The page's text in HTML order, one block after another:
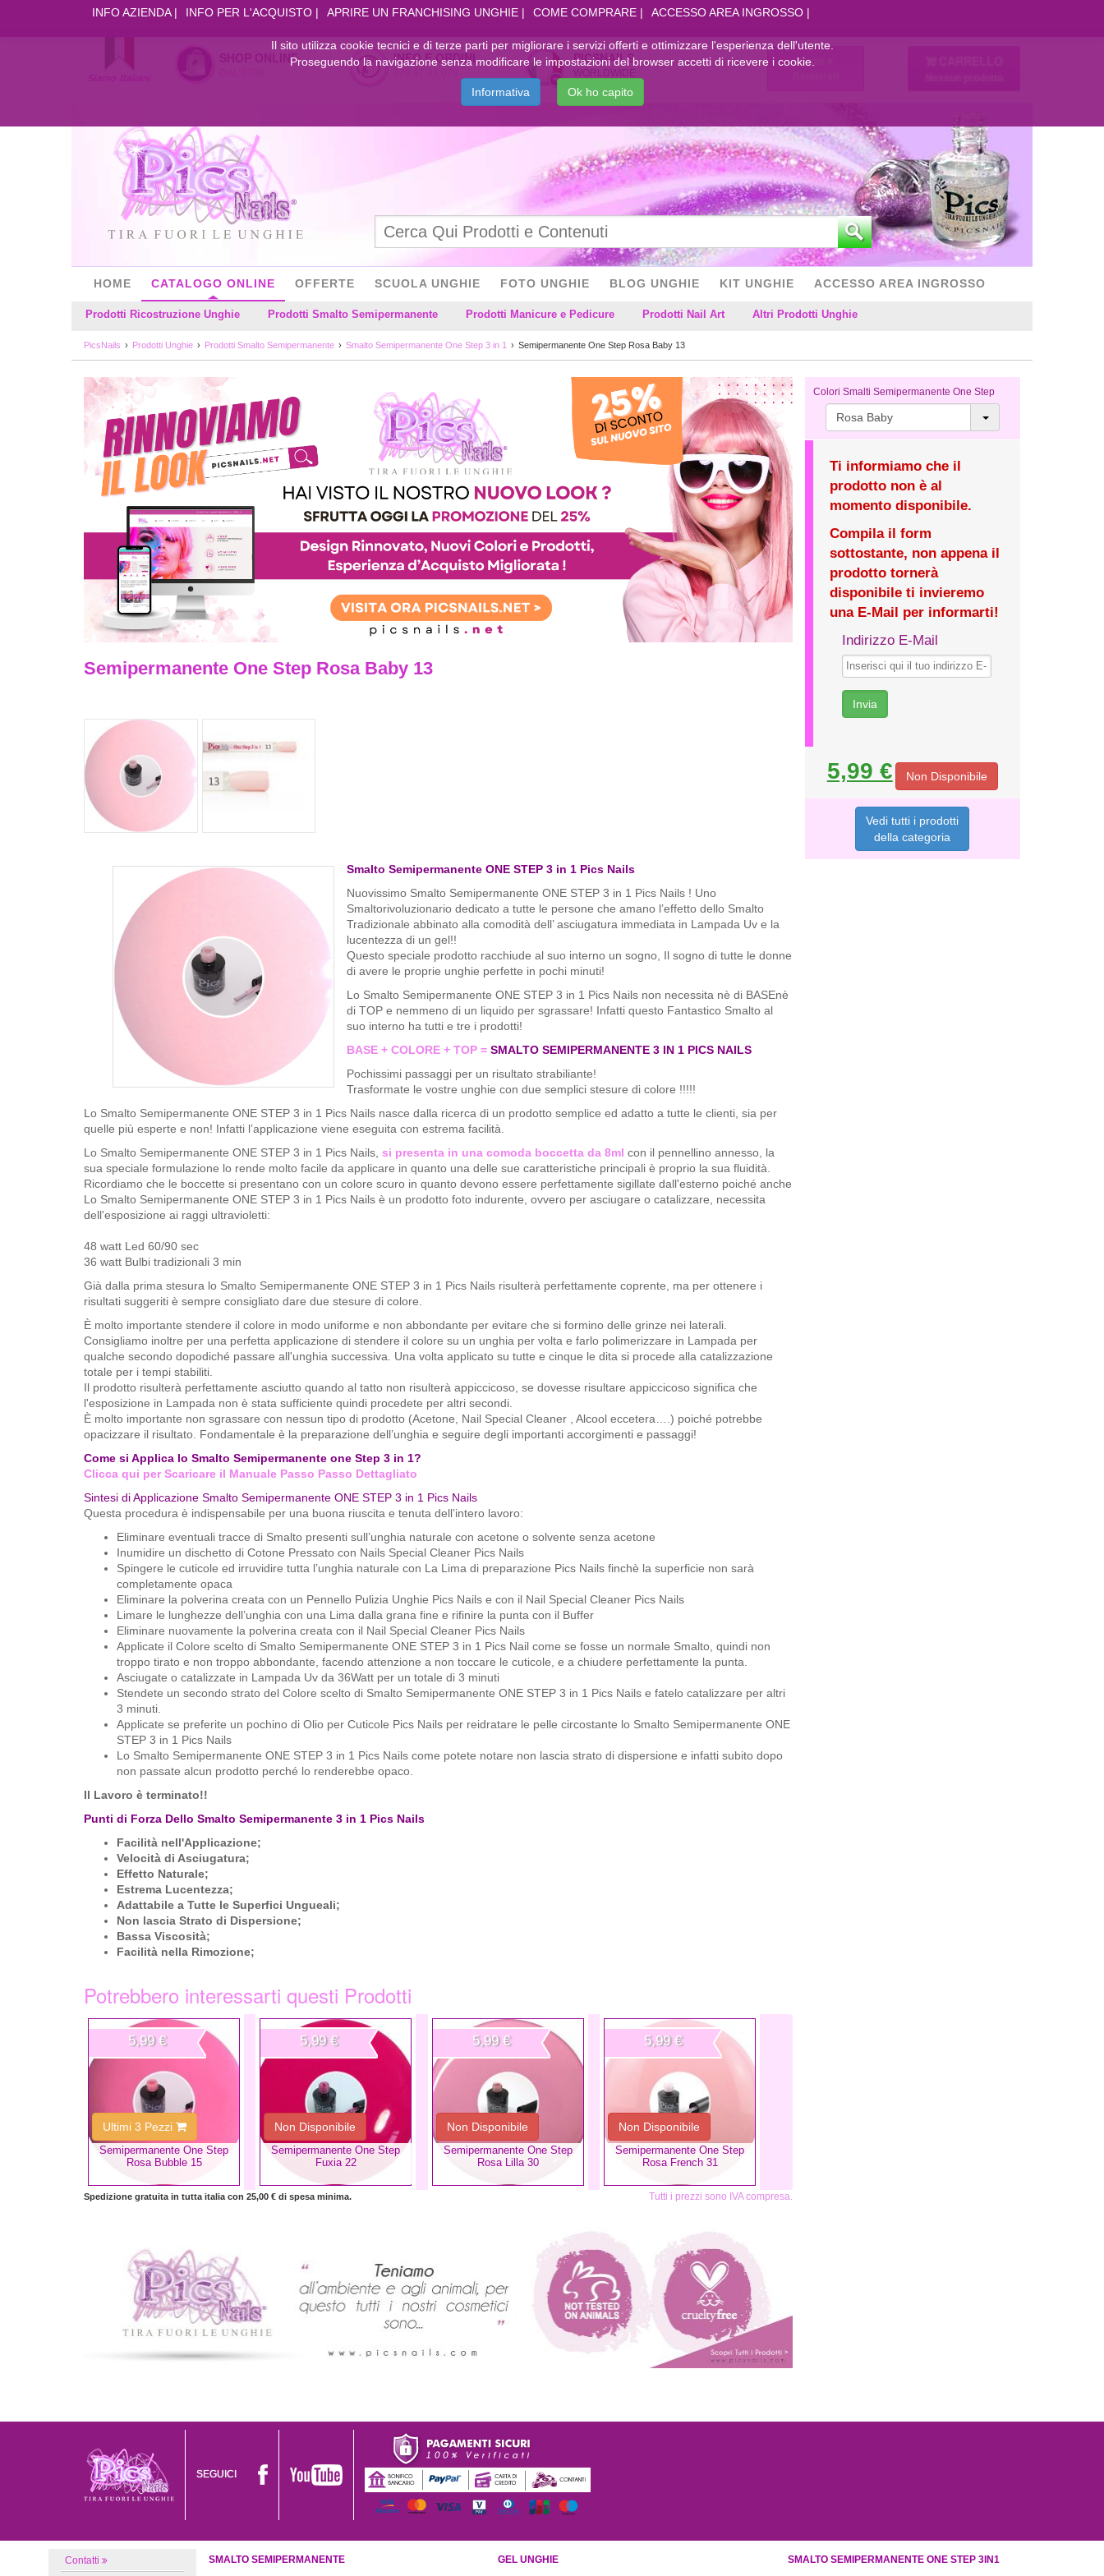
INFO AZIENDA INFO PER L'ACQUISTO APRIRE UN FRANCHISING UNGHIE COME COMPRARE ACCESSO AREA INGROSSO
SHOP ONLINE INFO E ORDINI PICSNAILS
Login
HOME CATALOGO ONLINE
Prodotti Ricostruzione Unghie Prodotti Smalto Semipermanente Prodotti Manicure e Pedicure Prodotti Nail Art Altri Prodotti Unghie
OFFERTE SCUOLA UNGHIE FOTO UNGHIE BLOG UNGHIE KIT UNGHIE ACCESSO AREA INGROSSO
PicsNails Prodotti Unghie Prodotti Smalto Semipermanente Smalto Semipermanente One Step 3 in 1 Semipermanente One Step Rosa Baby 13
Semipermanente One Step Rosa Baby 13
Smalto Semipermanente ONE STEP 3 in 1 Pics Nails
Nuovissimo Smalto Semipermanente ONE STEP 3 in 1 Pics Nails ! Uno
Smaltorivoluzionario dedicato a tutte le persone che amano l’effetto dello Smalto
Tradizionale abbinato alla comodità dell’ asciugatura immediata in Lampada Uv e la
lucentezza di un gel!!
Questo speciale prodotto racchiude al suo interno un sogno, Il sogno di tutte le donne
di avere le proprie unghie perfette in pochi minuti!
Lo Smalto Semipermanente ONE STEP 3 in 1 Pics Nails non necessita nè di BASEnè
di TOP e nemmeno di un liquido per sgrassare! Infatti questo Fantastico Smalto al
suo interno ha tutti e tre i prodotti!
BASE + COLORE + TOP = SMALTO SEMIPERMANENTE 3 IN 1 PICS NAILS
Pochissimi passaggi per un risultato strabiliante!
Trasformate le vostre unghie con due semplici stesure di colore !!!!!
Lo Smalto Semipermanente ONE STEP 3 in 1 Pics Nails nasce dalla ricerca di un prodotto semplice ed adatto a tutte le clienti, sia per
quelle più esperte e non! Infatti l’applicazione viene eseguita con estrema facilità.
Lo Smalto Semipermanente ONE STEP 3 in 1 Pics Nails, si presenta in una comoda boccetta da 8ml con il pennellino annesso, la
sua speciale formulazione lo rende molto facile da applicare in quanto una delle sue caratteristiche principali è proprio la sua fluidità.
Ricordiamo che le boccette si presentano con un colore scuro in quanto devono essere perfettamente sigillate dall'esterno poiché anche
Lo Smalto Semipermanente ONE STEP 3 in 1 Pics Nails è un prodotto foto indurente, ovvero per asciugare o catalizzare, necessita
dell'esposizione ai raggi ultravioletti:
48 watt Led 60/90 sec
36 watt Bulbi tradizionali 3 min​
Già dalla prima stesura lo Smalto Semipermanente ONE STEP 3 in 1 Pics Nails risulterà perfettamente coprente, ma per ottenere i
risultati suggeriti è sempre consigliato dare due stesure di colore.
È molto importante stendere il colore in modo uniforme e non abbondante per evitare che si formino delle grinze nei laterali.
Consigliamo inoltre per una perfetta applicazione di stendere il colore su un unghia per volta e farlo polimerizzare in Lampada per
qualche secondo dopodiché passare all'unghia successiva. Una volta applicato su tutte e cinque le dita si procede alla catalizzazione
totale per i tempi stabiliti.
Il prodotto risulterà perfettamente asciutto quando al tatto non risulterà appiccicoso, se dovesse risultare appiccicoso significa che
l'esposizione in Lampada non è stata sufficiente quindi procedete per altri secondi.
È molto importante non sgrassare con nessun tipo di prodotto (Acetone, Nail Special Cleaner , Alcool eccetera….) poiché potrebbe
opacizzare il risultato. Fondamentale è la preparazione dell’unghia e seguire degli importanti accorgimenti e passaggi!
Come si Applica lo Smalto Semipermanente one Step 3 in 1?
Clicca qui per Scaricare il Manuale Passo Passo Dettagliato
Sintesi di Applicazione Smalto Semipermanente ONE STEP 3 in 1 Pics Nails
Questa procedura è indispensabile per una buona riuscita e tenuta dell’intero lavoro:
Eliminare eventuali tracce di Smalto presenti sull’unghia naturale con acetone o solvente senza acetone
Inumidire un dischetto di Cotone Pressato con Nails Special Cleaner Pics Nails
Spingere le cuticole ed irruvidire tutta l’unghia naturale con La Lima di preparazione Pics Nails finchè la superficie non sarà
completamente opaca
Eliminare la polverina creata con un Pennello Pulizia Unghie Pics Nails e con il Nail Special Cleaner Pics Nails
Limare le lunghezze dell’unghia con una Lima dalla grana fine e rifinire la punta con il Buffer
Eliminare nuovamente la polverina creata con il Nail Special Cleaner Pics Nails
Applicate il Colore scelto di Smalto Semipermanente ONE STEP 3 in 1 Pics Nail come se fosse un normale Smalto, quindi non
troppo tirato e non troppo abbondante, facendo attenzione a non toccare le cuticole, e a chiudere perfettamente la punta.
Asciugate o catalizzate in Lampada Uv da 36Watt per un totale di 3 minuti
Stendete un secondo strato del Colore scelto di Smalto Semipermanente ONE STEP 3 in 1 Pics Nails e fatelo catalizzare per altri
3 minuti.
Applicate se preferite un pochino di Olio per Cuticole Pics Nails per reidratare le pelle circostante lo Smalto Semipermanente ONE
STEP 3 in 1 Pics Nails
Lo Smalto Semipermanente ONE STEP 3 in 1 Pics Nails come potete notare non lascia strato di dispersione e infatti subito dopo
non passate alcun prodotto perché lo renderebbe opaco.
Il Lavoro è terminato!!
Punti di Forza Dello Smalto Semipermanente 3 in 1 Pics Nails
Facilità nell'Applicazione;
Velocità di Asciugatura;
Effetto Naturale;
Estrema Lucentezza;
Adattabile a Tutte le Superfici Ungueali;
Non lascia Strato di Dispersione;
Bassa Viscosità;
Facilità nella Rimozione;
Potrebbero interessarti questi Prodotti
Semipermanente One Step
Rosa Bubble 15
5,99 €
Ultimi 3 Pezzi
Semipermanente One Step
Fuxia 22
5,99 €
Non Disponibile
Semipermanente One Step
Rosa Lilla 30
5,99 €
Non Disponibile
Semipermanente One Step
Rosa French 31
5,99 €
Non Disponibile
Spedizione gratuita in tutta italia con 25,00 € di spesa minima. Tutti i prezzi sono IVA compresa.
Colori Smalti Semipermanente One Step
Rosa Baby
Ti informiamo che il
prodotto non è al
momento disponibile.
Compila il form
sottostante, non appena il
prodotto tornerà
disponibile ti invieremo
una E-Mail per informarti!
Indirizzo E-Mail
5,99 € Non Disponibile
Vedi tutti i prodotti
della categoria
SEGUICI
Contatti SMALTO SEMIPERMANENTE GEL UNGHIE
SMALTO SEMIPERMANENTE ONE STEP 3IN1
Il sito utilizza cookie tecnici e di terze parti per migliorare i servizi offerti e ottimizzare l'esperienza dell'utente.
Proseguendo la navigazione senza modificare le impostazioni del browser accetti di ricevere i cookie.
Informativa Ok ho capito